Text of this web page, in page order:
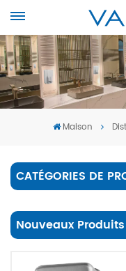
Maison
CATÉGORIES DE
Nouveaux Produits